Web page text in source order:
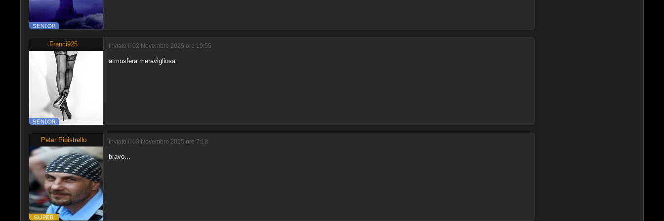
Franci925 inviato il 02 Novembre 2025 ore 19:55
atmosfera meravigliosa.
Peter Pipistrello inviato il 03 Novembre 2025 ore 7:18
bravo...